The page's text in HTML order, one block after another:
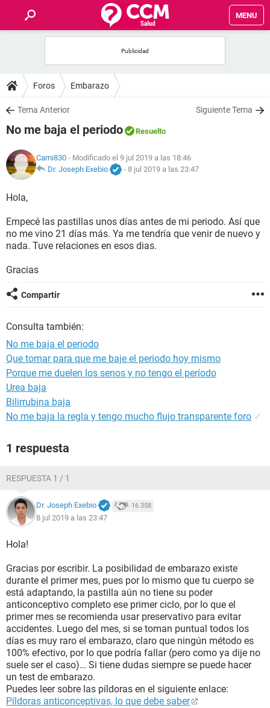
MENU
FOROS
SALUD
NUTRICIÓN
BIENESTAR
SEXUALIDAD
Foros Embarazo
Tema Anterior Siguiente Tema
No me baja el periodo Resuelto
Cami830 - Modificado el 9 jul 2019 a las 18:46
Dr. Joseph Exebio
- 8 jul 2019 a las 23:47
Hola,
Empecé las pastillas unos días antes de mi periodo. Así que
no me vino 21 días más. Ya me tendría que venir de nuevo y
nada. Tuve relaciones en esos dias.
Gracias
Compartir
Consulta también:
No me baja el periodo
Que tomar para que me baje el periodo hoy mismo
Porque me duelen los senos y no tengo el período
Urea baja
Bilirrubina baja
No me baja la regla y tengo mucho flujo transparente foro ✓
1 respuesta
RESPUESTA 1 / 1
Dr. Joseph Exebio 16.358
8 jul 2019 a las 23:47
Hola!
Gracias por escribir. La posibilidad de embarazo existe
durante el primer mes, pues por lo mismo que tu cuerpo se
está adaptando, la pastilla aún no tiene su poder
anticonceptivo completo ese primer ciclo, por lo que el
primer mes se recomienda usar preservativo para evitar
accidentes. Luego del mes, si se toman puntual todos los
días es muy raro el embarazo, claro que ningún método es
100% efectivo, por lo que podría fallar (pero como ya dije no
suele ser el caso)… Si tiene dudas siempre se puede hacer
un test de embarazo.
Puedes leer sobre las píldoras en el siguiente enlace:
Píldoras anticonceptivas, lo que debe saber